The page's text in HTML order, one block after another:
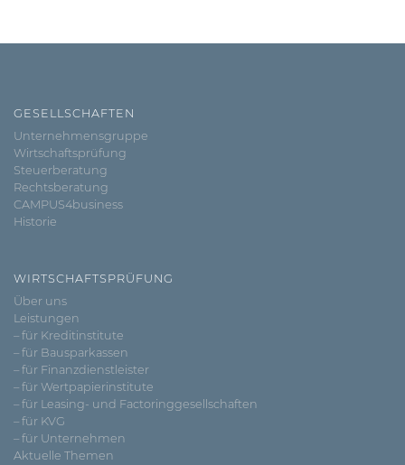
GESELLSCHAFTEN
Unternehmensgruppe
Wirtschaftsprüfung
Steuerberatung
Rechtsberatung
CAMPUS4business
Historie
WIRTSCHAFTSPRÜFUNG
Über uns
Leistungen
– für Kreditinstitute
– für Bausparkassen
– für Finanzdienstleister
– für Wertpapierinstitute
– für Leasing- und Factoringgesellschaften
– für KVG
– für Unternehmen
Aktuelle Themen